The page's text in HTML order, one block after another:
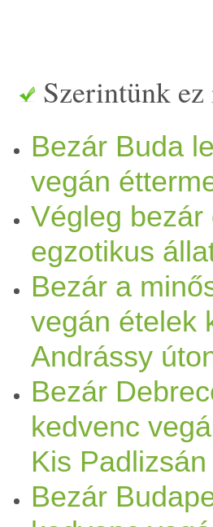
Szerintünk
Bezár Buda
vegán
Végleg bezár
egzotikus
Bezár a
vegán ételek
Andrássy
Bezár
kedvenc
Kis Padlizsán
Bezár